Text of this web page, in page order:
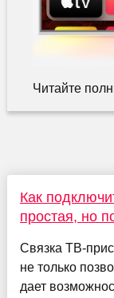
Читайте
Как
простая, но
Связка ТВ-
не только
дает